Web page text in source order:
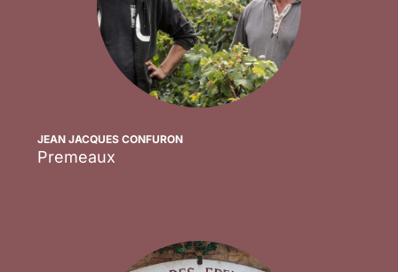
JEAN JACQUES CONFURON
Premeaux